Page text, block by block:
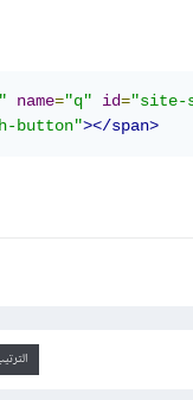
name="q" id="site-
button"></span>